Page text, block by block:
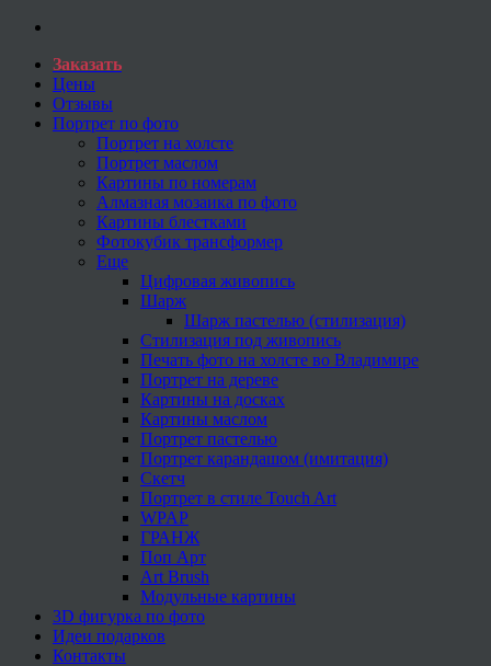
Заказать
Цены
Отзывы
Портрет по фото
Портрет на холсте
Портрет маслом
Картины по номерам
Алмазная мозаика по фото
Картины блестками
Фотокубик трансформер
Еще
Цифровая живопись
Шарж
Шарж пастелью (стилизация)
Стилизация под живопись
Печать фото на холсте во Владимире
Портрет на дереве
Картины на досках
Картины маслом
Портрет пастелью
Портрет карандашом (имитация)
Скетч
Портрет в стиле Touch Art
WPAP
ГРАНЖ
Поп Арт
Art Brush
Модульные картины
3D фигурка по фото
Идеи подарков
Контакты